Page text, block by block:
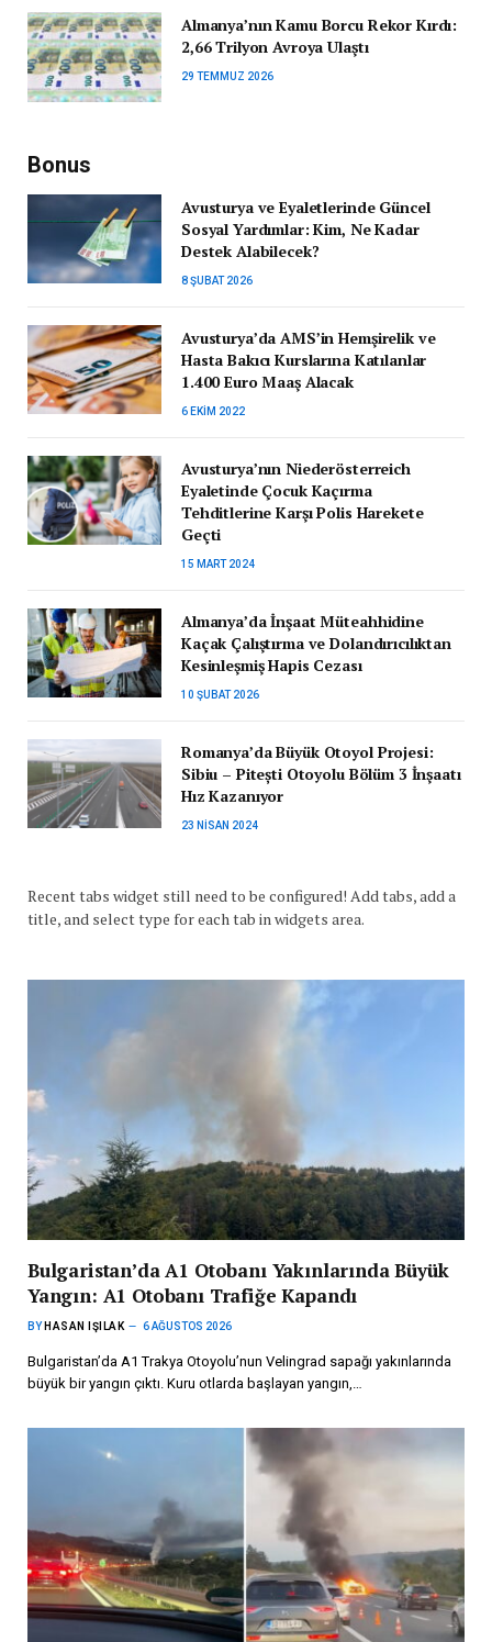
Almanya’nın Kamu Borcu Rekor Kırdı:
2,66 Trilyon Avroya Ulaştı
29 TEMMUZ 2026
Bonus
Avusturya ve Eyaletlerinde Güncel
Sosyal Yardımlar: Kim, Ne Kadar
Destek Alabilecek?
8 ŞUBAT 2026
Avusturya’da AMS’in Hemşirelik ve
Hasta Bakıcı Kurslarına Katılanlar
1.400 Euro Maaş Alacak
6 EKIM 2022
Avusturya’nın Niederösterreich
Eyaletinde Çocuk Kaçırma
Tehditlerine Karşı Polis Harekete
Geçti
15 MART 2024
Almanya’da İnşaat Müteahhidine
Kaçak Çalıştırma ve Dolandırıcılıktan
Kesinleşmiş Hapis Cezası
10 ŞUBAT 2026
Romanya’da Büyük Otoyol Projesi:
Sibiu – Pitești Otoyolu Bölüm 3 İnşaatı
Hız Kazanıyor
23 NISAN 2024
Recent tabs widget still need to be configured! Add tabs, add a
title, and select type for each tab in widgets area.
Bulgaristan’da A1 Otobanı Yakınlarında Büyük
Yangın: A1 Otobanı Trafiğe Kapandı
BY HASAN IŞILAK 6 AĞUSTOS 2026
Bulgaristan’da A1 Trakya Otoyolu’nun Velingrad sapağı yakınlarında
büyük bir yangın çıktı. Kuru otlarda başlayan yangın,…